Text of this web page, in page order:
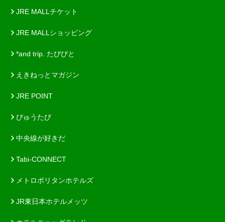
JRE MALLチケット
JRE MALLショッピング
*and trip. たびびと
えきねっとマガジン
JRE POINT
びゅうたび
中央線が好きだ
Tabi-CONNECT
メトロポリタンホテルズ
JR東日本ホテルメッツ